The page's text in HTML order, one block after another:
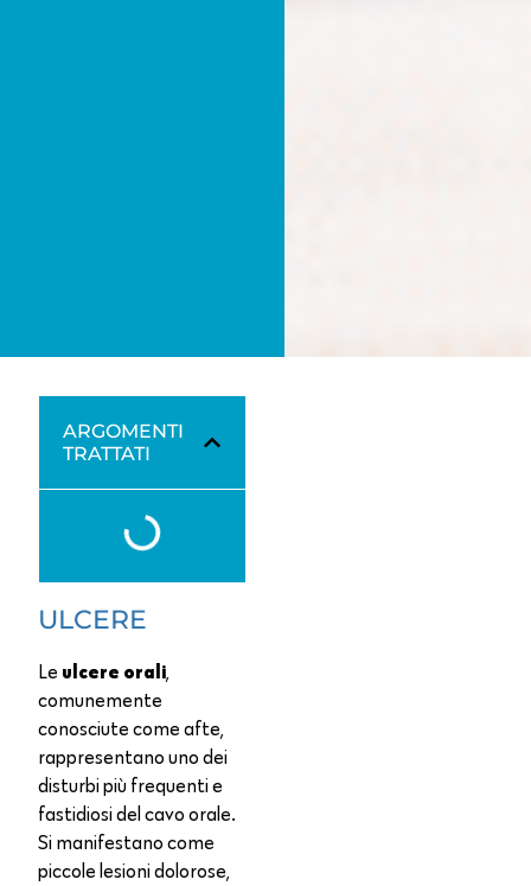
ARGOMENTI
TRATTATI
ULCERE
Le ulcere orali,
comunemente
conosciute come afte,
rappresentano uno dei
disturbi più frequenti e
fastidiosi del cavo orale.
Si manifestano come
piccole lesioni dolorose,